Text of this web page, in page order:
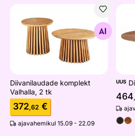
Diivanilaudade komplekt
Otsi sarnaseid
Diivanilaudade komplekt
Valhalla, 2 tk
372,62 €
ajavahemikul 15.09 - 22.09
UUS
464